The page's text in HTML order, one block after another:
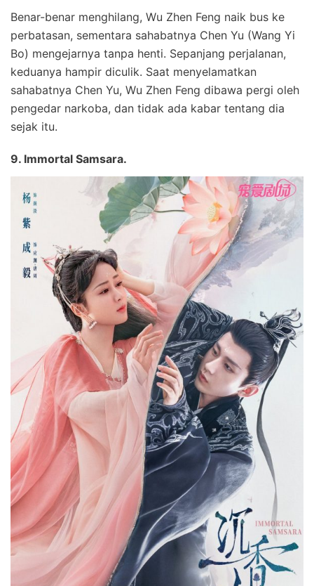
Benar-benar menghilang, Wu Zhen Feng naik bus ke
perbatasan, sementara sahabatnya Chen Yu (Wang Yi
Bo) mengejarnya tanpa henti. Sepanjang perjalanan,
keduanya hampir diculik. Saat menyelamatkan
sahabatnya Chen Yu, Wu Zhen Feng dibawa pergi oleh
pengedar narkoba, dan tidak ada kabar tentang dia
sejak itu.
9. Immortal Samsara.